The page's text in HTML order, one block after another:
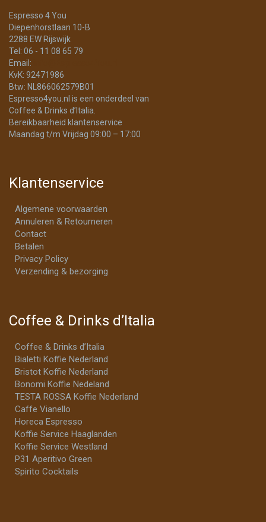
Espresso 4 You
Diepenhorstlaan 10-B
2288 EW Rijswijk
Tel: 06 - 11 08 65 79
Email:
KvK: 92471986
Btw: NL866062579B01
Espresso4you.nl is een onderdeel van
Coffee & Drinks d’Italia.
Bereikbaarheid klantenservice
Maandag t/m Vrijdag 09:00 – 17:00
Klantenservice
Algemene voorwaarden
Annuleren & Retourneren
Contact
Betalen
Privacy Policy
Verzending & bezorging
Coffee & Drinks d’Italia
Coffee & Drinks d’Italia
Bialetti Koffie Nederland
Bristot Koffie Nederland
Bonomi Koffie Nedeland
TESTA ROSSA Koffie Nederland
Caffe Vianello
Horeca Espresso
Koffie Service Haaglanden
Koffie Service Westland
P31 Aperitivo Green
Spirito Cocktails